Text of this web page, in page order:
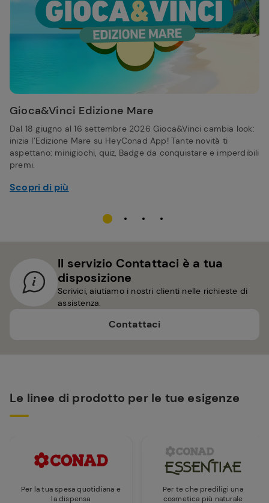
Gioca&Vinci Edizione Mare
Dal 18 giugno al 16 settembre 2026 Gioca&Vinci cambia look:
inizia l’Edizione Mare su HeyConad App! Tante novità ti
aspettano: minigiochi, quiz, Badge da conquistare e imperdibili
premi.
Scopri di più
Il servizio Contattaci è a tua
disposizione
Scrivici, aiutiamo i nostri clienti nelle richieste di
assistenza.
Contattaci
Le linee di prodotto per le tue esigenze
Per la tua spesa quotidiana e
la dispensa
Per te che prediligi una
cosmetica più naturale